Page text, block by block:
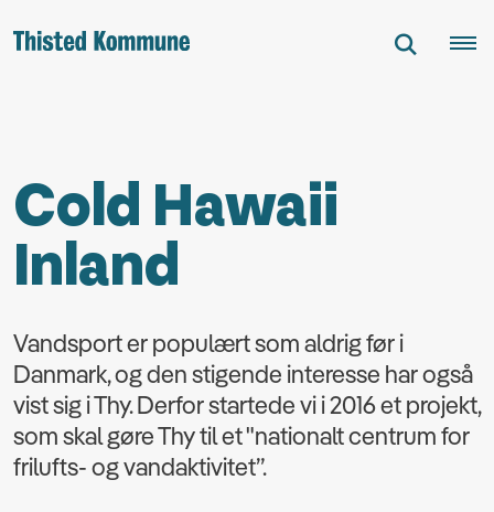
Cold Hawaii
Inland
Vandsport er populært som aldrig før i
Danmark, og den stigende interesse har også
vist sig i Thy. Derfor startede vi i 2016 et projekt,
som skal gøre Thy til et "nationalt centrum for
frilufts- og vandaktivitet”.